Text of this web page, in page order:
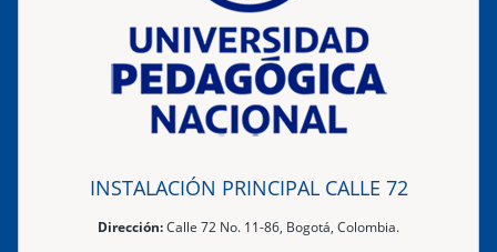
INSTALACIÓN PRINCIPAL CALLE 72
Dirección:Calle 72 No. 11-86, Bogotá, Colombia.